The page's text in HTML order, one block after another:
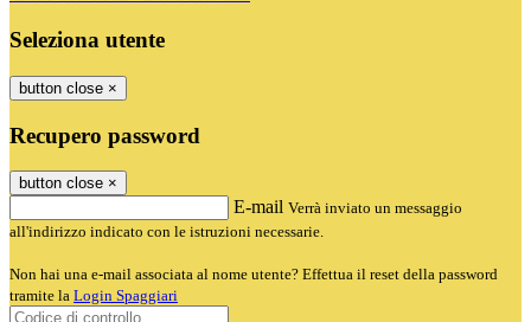
Seleziona utente
button close ×
Recupero password
button close ×
E-mail Verrà inviato un messaggio
all'indirizzo indicato con le istruzioni necessarie.
Non hai una e-mail associata al nome utente? Effettua il reset della password
tramite la Login Spaggiari